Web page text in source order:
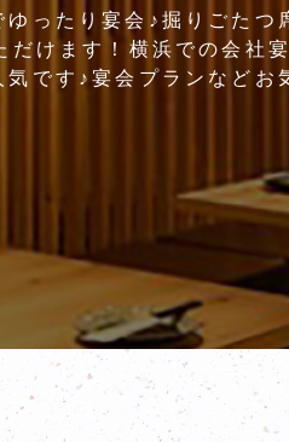
ったり宴会♪掘りごたつ
だけます！横浜での会社
です♪宴会プランなどお